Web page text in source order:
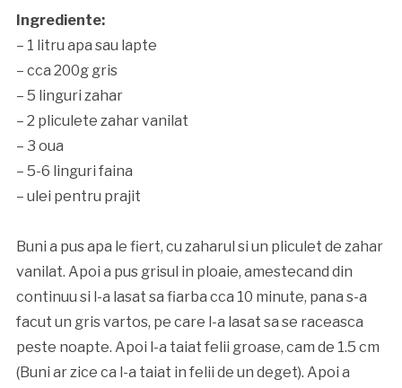
Ingrediente:
– 1 litru apa sau lapte
– cca 200g gris
– 5 linguri zahar
– 2 pliculete zahar vanilat
– 3 oua
– 5-6 linguri faina
– ulei pentru prajit
Buni a pus apa le fiert, cu zaharul si un pliculet de zahar
vanilat. Apoi a pus grisul in ploaie, amestecand din
continuu si l-a lasat sa fiarba cca 10 minute, pana s-a
facut un gris vartos, pe care l-a lasat sa se raceasca
peste noapte. Apoi l-a taiat felii groase, cam de 1.5 cm
(Buni ar zice ca l-a taiat in felii de un deget). Apoi a